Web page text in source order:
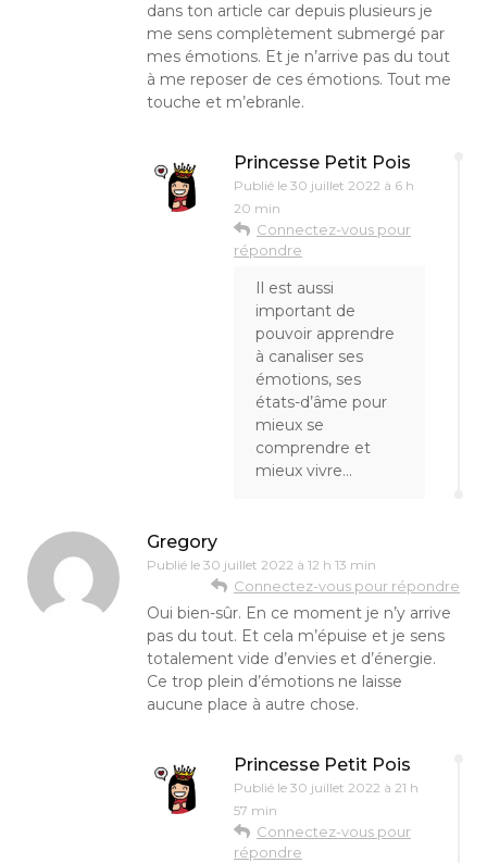
dans ton article car depuis plusieurs je
me sens complètement submergé par
mes émotions. Et je n’arrive pas du tout
à me reposer de ces émotions. Tout me
touche et m’ebranle.
Princesse Petit Pois
Publié le 30 juillet 2022 à 6 h
20 min
Connectez-vous pour
répondre
Il est aussi
important de
pouvoir apprendre
à canaliser ses
émotions, ses
états-d’âme pour
mieux se
comprendre et
mieux vivre…
Gregory
Publié le 30 juillet 2022 à 12 h 13 min
Connectez-vous pour répondre
Oui bien-sûr. En ce moment je n’y arrive
pas du tout. Et cela m’épuise et je sens
totalement vide d’envies et d’énergie.
Ce trop plein d’émotions ne laisse
aucune place à autre chose.
Princesse Petit Pois
Publié le 30 juillet 2022 à 21 h
57 min
Connectez-vous pour
répondre